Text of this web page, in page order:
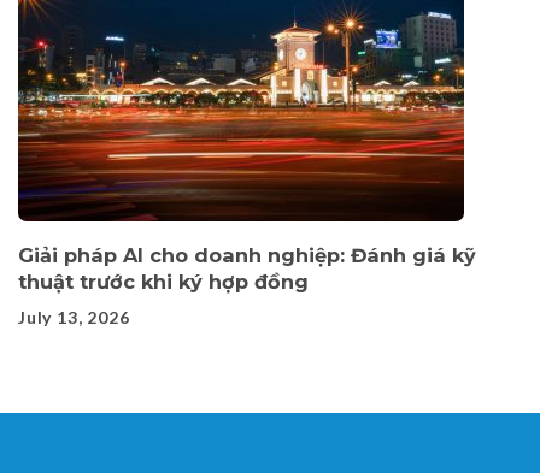
Giải pháp AI cho doanh nghiệp: Đánh giá kỹ
thuật trước khi ký hợp đồng
July 13, 2026